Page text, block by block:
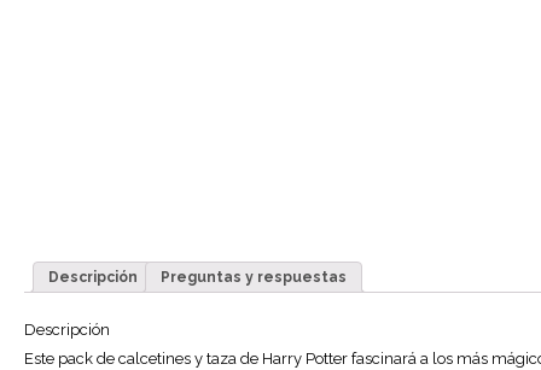
Descripción Preguntas y respuestas
Descripción
Este pack de calcetines y taza de Harry Potter fascinará a los más